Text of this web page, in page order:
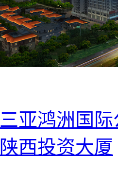
三亚鸿洲国
陕西投资大厦